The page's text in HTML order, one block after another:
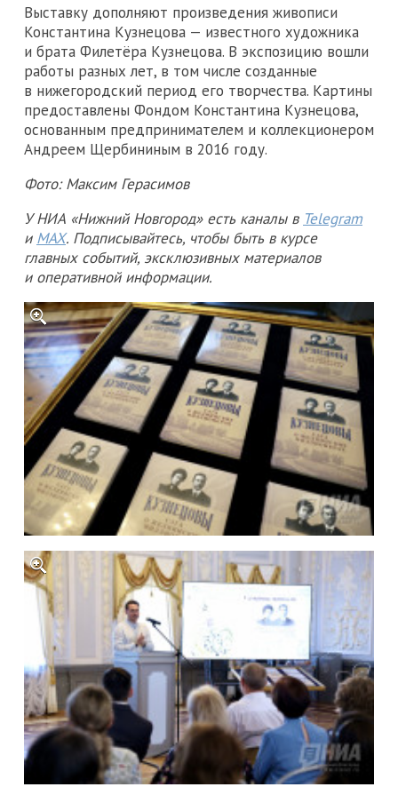
Выставку дополняют произведения живописи
Константина Кузнецова — известного художника
и брата Филетёра Кузнецова. В экспозицию вошли
работы разных лет, в том числе созданные
в нижегородский период его творчества. Картины
предоставлены Фондом Константина Кузнецова,
основанным предпринимателем и коллекционером
Андреем Щербининым в 2016 году.
Фото: Максим Герасимов
У НИА «Нижний Новгород» есть каналы в Telegram
и MAX. Подписывайтесь, чтобы быть в курсе
главных событий, эксклюзивных материалов
и оперативной информации.